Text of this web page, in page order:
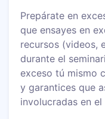
Prepárate en
que ensayes en
recursos (videos,
durante el
exceso tú mismo
y garantices que
involucradas en el